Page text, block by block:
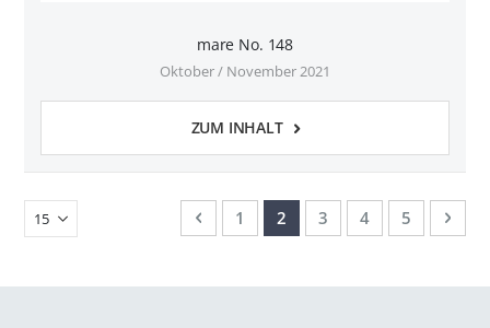
mare No. 148
Oktober / November 2021
ZUM INHALT
SeiteSeite
ZurückSeite
1 Sie lesen gerade Seite
2 Seite
3 Seite
4 Seite
5 Seite